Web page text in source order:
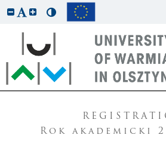
Rok akademicki